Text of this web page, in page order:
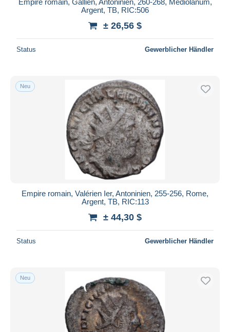
Argent, TB, RIC:506
± 26,56 $
Status Gewerblicher Händler
Neu
Empire romain, Valérien Ier, Antoninien, 255-256, Rome,
Argent, TB, RIC:113
± 44,30 $
Status Gewerblicher Händler
Neu